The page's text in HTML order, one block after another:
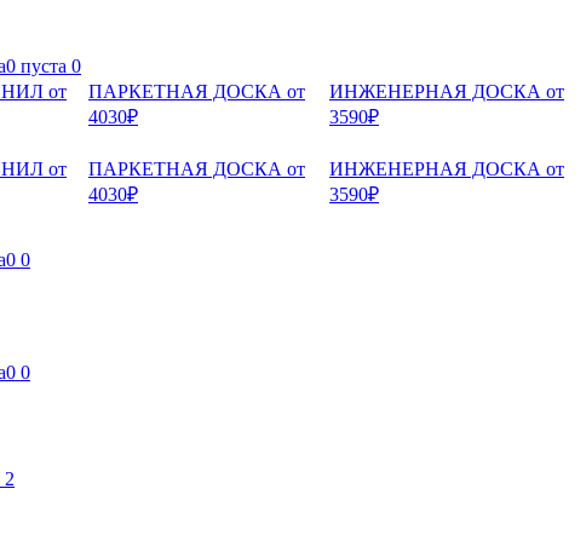
0 пуста 0
от
ПАРКЕТНАЯ ДОСКА от
4030₽
ИНЖЕНЕРНАЯ ДОСКА от
3590₽
от
ПАРКЕТНАЯ ДОСКА от
4030₽
ИНЖЕНЕРНАЯ ДОСКА от
3590₽
0 0
0 0
2